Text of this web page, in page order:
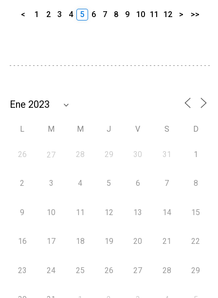
< 1 2 3 4 5 6 7 8 9 10 11 12 > >>
L M M J V S D
26 27 28 29 30 31 1
2 3 4 5 6 7 8
9 10 11 12 13 14 15
16 17 18 19 20 21 22
23 24 25 26 27 28 29